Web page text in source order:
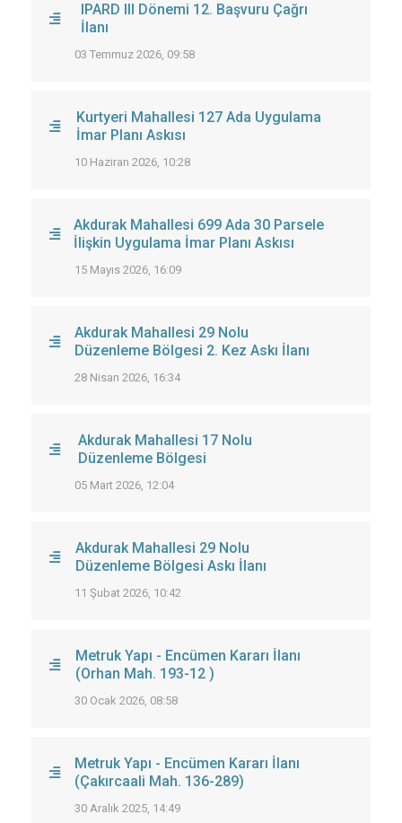
IPARD III Dönemi 12. Başvuru Çağrı
İlanı
03 Temmuz 2026, 09:58
Kurtyeri Mahallesi 127 Ada Uygulama
İmar Planı Askısı
10 Haziran 2026, 10:28
Akdurak Mahallesi 699 Ada 30 Parsele
İlişkin Uygulama İmar Planı Askısı
15 Mayıs 2026, 16:09
Akdurak Mahallesi 29 Nolu
Düzenleme Bölgesi 2. Kez Askı İlanı
28 Nisan 2026, 16:34
Akdurak Mahallesi 17 Nolu
Düzenleme Bölgesi
05 Mart 2026, 12:04
Akdurak Mahallesi 29 Nolu
Düzenleme Bölgesi Askı İlanı
11 Şubat 2026, 10:42
Metruk Yapı - Encümen Kararı İlanı
(Orhan Mah. 193-12 )
30 Ocak 2026, 08:58
Metruk Yapı - Encümen Kararı İlanı
(Çakırcaali Mah. 136-289)
30 Aralık 2025, 14:49